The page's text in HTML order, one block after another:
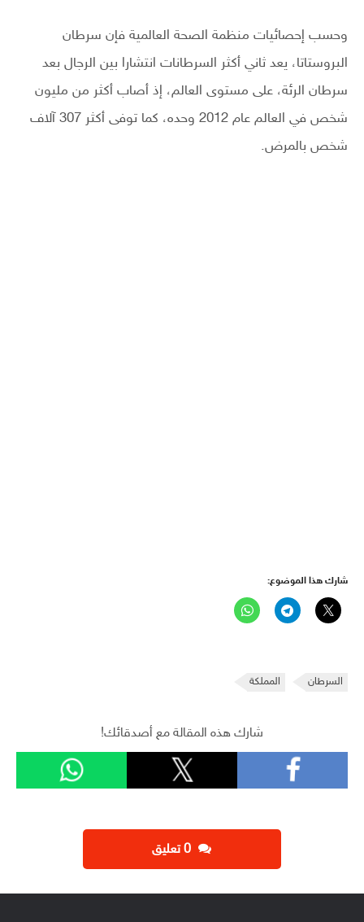
وحسب إحصائيات منظمة الصحة العالمية فإن سرطان
البروستاتا، يعد ثاني أكثر السرطانات انتشارا بين الرجال بعد
سرطان الرئة، على مستوى العالم، إذ أصاب أكثر من مليون
شخص في العالم عام 2012 وحده، كما توفى أكثر 307 آلاف
شخص بالمرض.
شارك هذا الموضوع:
السرطان المملكة
شارك هذه المقالة مع أصدقائك!